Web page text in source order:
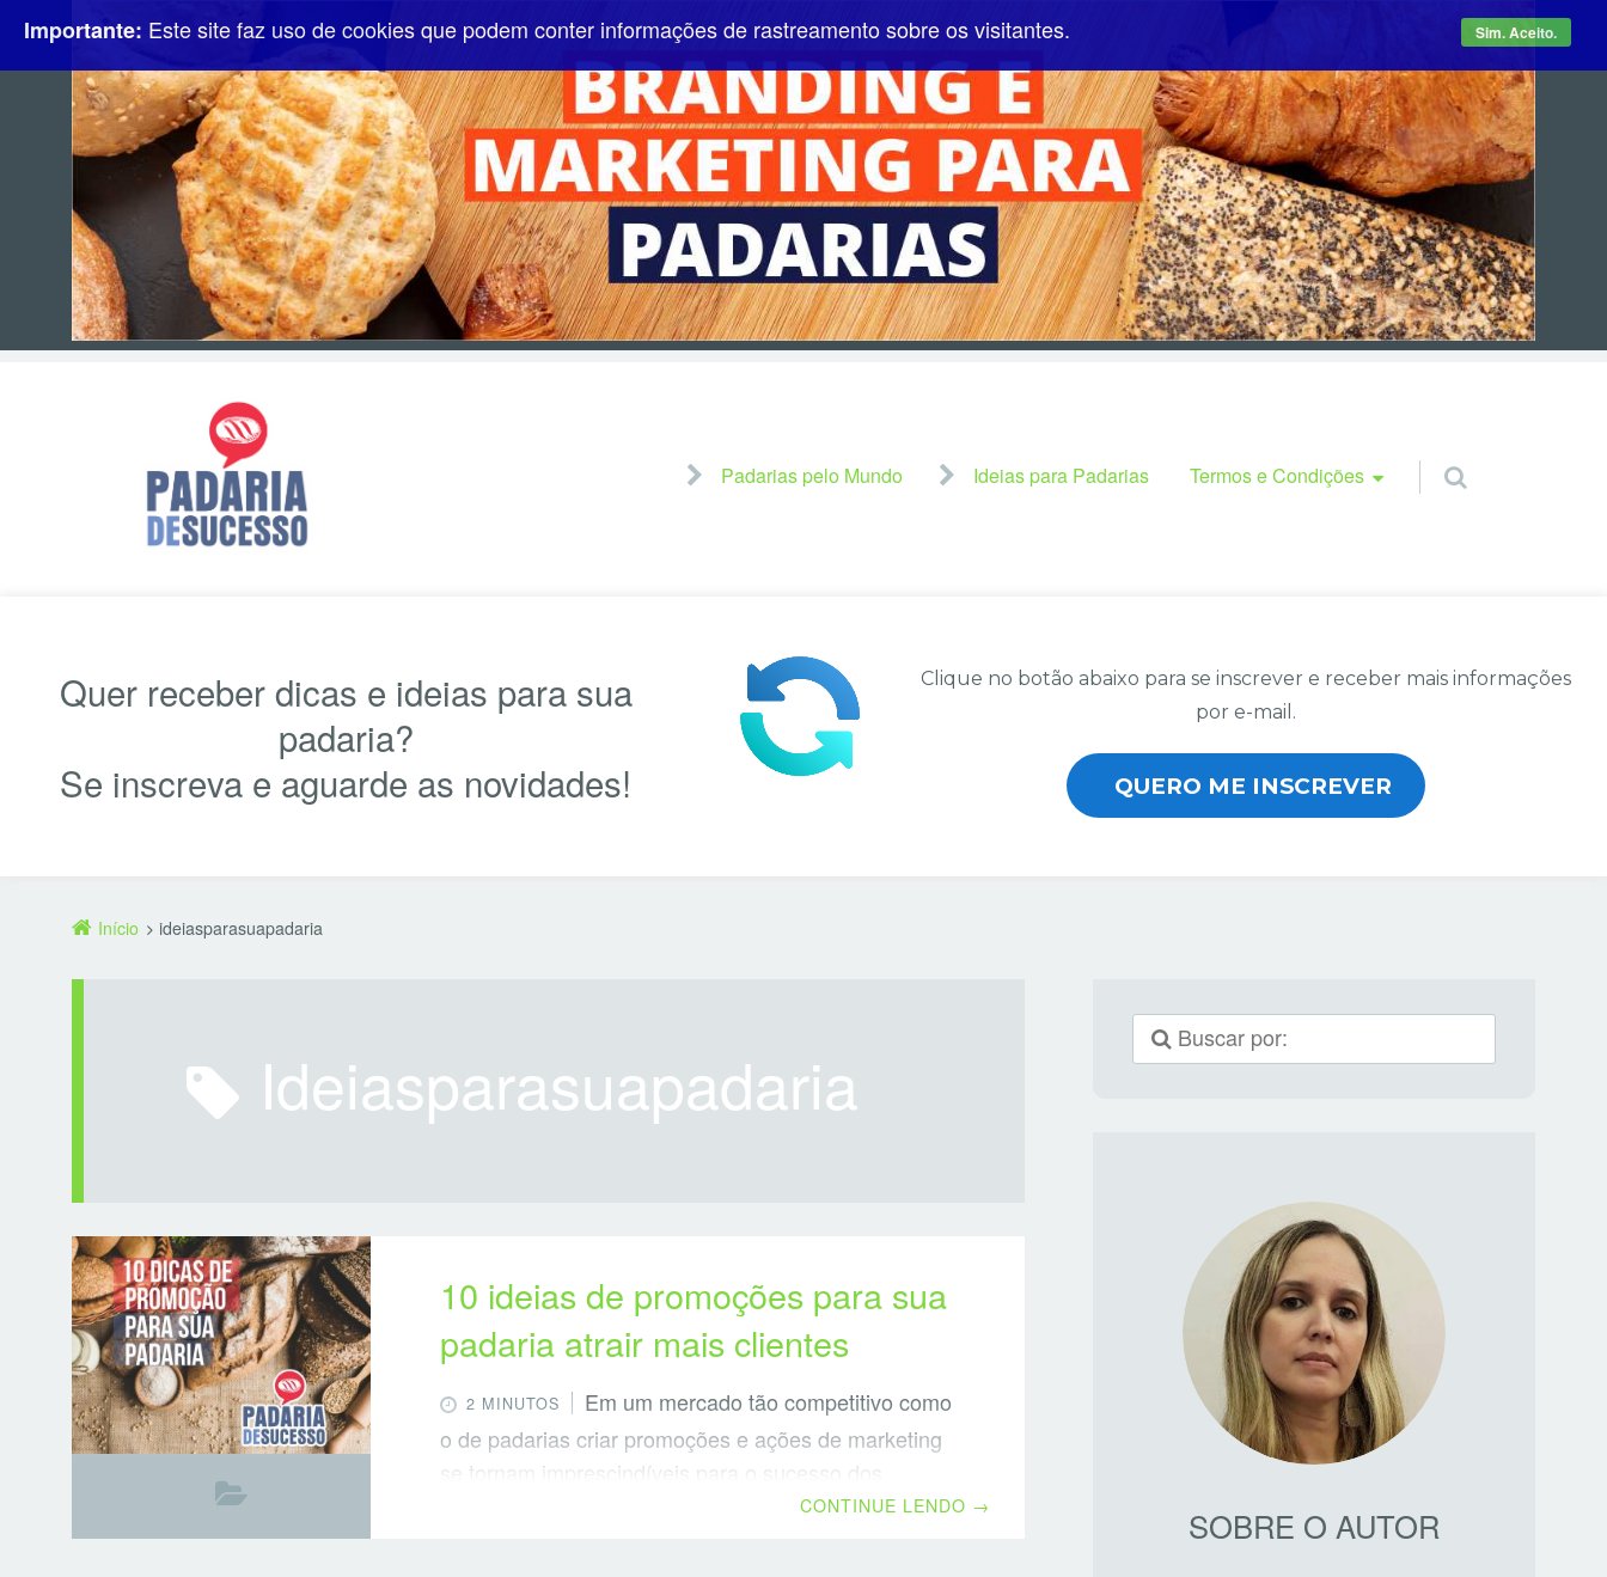
Pular para o conteúdo
Padarias pelo Mundo Ideias para Padarias Termos e Condições
Quer receber dicas e ideias para sua
padaria?
Se inscreva e aguarde as novidades!
Clique no botão abaixo para se inscrever e receber mais informações
por e-mail.
QUERO ME INSCREVER
Início ideiasparasuapadaria
ideiasparasuapadaria
10 ideias de promoções para sua
padaria atrair mais clientes
2 MINUTOS
Em um mercado tão competitivo como
o de padarias criar promoções e ações de marketing
se tornam imprescindíveis para o sucesso dos
negócios. Mas lembre-se que o principal é sempre o
CONTINUE LENDO → SOBRE O AUTOR
Importante: Este site faz uso de cookies que podem conter informações de rastreamento sobre os visitantes. Sim. Aceito.